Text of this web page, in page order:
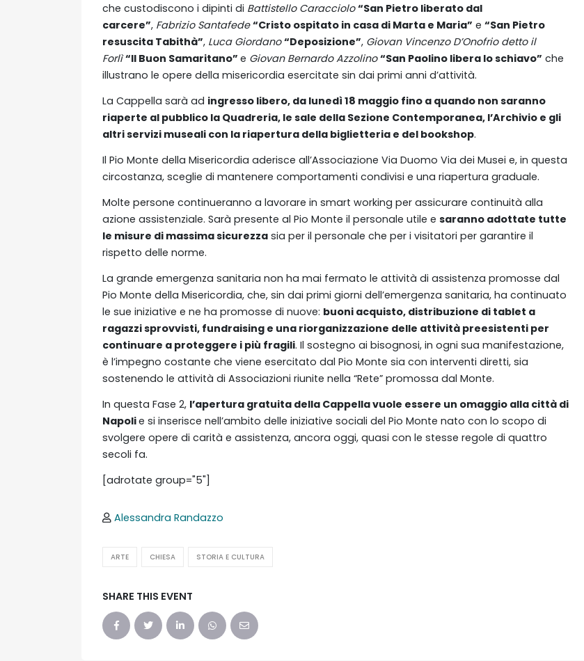
che custodiscono i dipinti di Battistello Caracciolo“San Pietro liberato dal
carcere”, Fabrizio Santafede “Cristo ospitato in casa di Marta e Maria” e “San Pietro
resuscita Tabithà”, Luca Giordano “Deposizione”, Giovan Vincenzo D’Onofrio detto il
Forlì “Il Buon Samaritano” e Giovan Bernardo Azzolino “San Paolino libera lo schiavo” che
illustrano le opere della misericordia esercitate sin dai primi anni d’attività.
La Cappella sarà ad ingresso libero, da lunedì 18 maggio fino a quando non saranno
riaperte al pubblico la Quadreria, le sale della Sezione Contemporanea, l’Archivio e gli
altri servizi museali con la riapertura della biglietteria e del bookshop.
Il Pio Monte della Misericordia aderisce all’Associazione Via Duomo Via dei Musei e, in questa
circostanza, sceglie di mantenere comportamenti condivisi e una riapertura graduale.
Molte persone continueranno a lavorare in smart working per assicurare continuità alla
azione assistenziale. Sarà presente al Pio Monte il personale utile e saranno adottate tutte
le misure di massima sicurezza sia per il personale che per i visitatori per garantire il
rispetto delle norme.
La grande emergenza sanitaria non ha mai fermato le attività di assistenza promosse dal
Pio Monte della Misericordia, che, sin dai primi giorni dell’emergenza sanitaria, ha continuato
le sue iniziative e ne ha promosse di nuove: buoni acquisto, distribuzione di tablet a
ragazzi sprovvisti, fundraising e una riorganizzazione delle attività preesistenti per
continuare a proteggere i più fragili. Il sostegno ai bisognosi, in ogni sua manifestazione,
è l’impegno costante che viene esercitato dal Pio Monte sia con interventi diretti, sia
sostenendo le attività di Associazioni riunite nella “Rete” promossa dal Monte.
In questa Fase 2, l’apertura gratuita della Cappella vuole essere un omaggio alla città di
Napolie si inserisce nell’ambito delle iniziative sociali del Pio Monte nato con lo scopo di
svolgere opere di carità e assistenza, ancora oggi, quasi con le stesse regole di quattro
secoli fa.
[adrotate group="5"]
Alessandra Randazzo
ARTE CHIESA STORIA E CULTURA
SHARE THIS EVENT